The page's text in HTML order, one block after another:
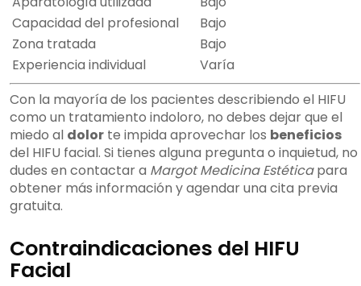
Capacidad del profesional
Bajo
Zona tratada
Bajo
Experiencia individual
Varía
Con la mayoría de los pacientes describiendo el HIFU
como un tratamiento indoloro, no debes dejar que el
miedo al dolor te impida aprovechar los beneficios
del HIFU facial. Si tienes alguna pregunta o inquietud, no
dudes en contactar a Margot Medicina Estéticapara
obtener más información y agendar una cita previa
gratuita.
Contraindicaciones del HIFU
Facial